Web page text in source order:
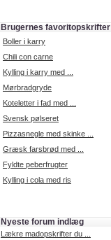
Brugernes favoritopskrifter
Boller i karry
Chili con carne
Kylling i karry med ...
Mørbradgryde
Koteletter i fad med ...
Svensk pølseret
Pizzasnegle med skinke ...
Græsk farsbrød med ...
Fyldte peberfrugter
Kylling i cola med ris
Nyeste forum indlæg
Lækre madopskrifter du ...